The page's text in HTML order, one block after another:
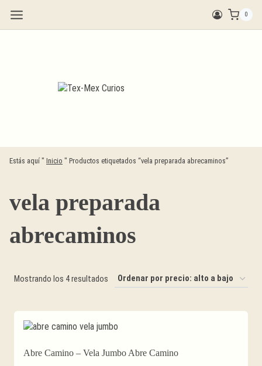
contenido
0
Estás aquí " Inicio " Productos etiquetados “vela preparada abrecaminos”
vela preparada
abrecaminos
Mostrando los 4 resultados Ordenado
precio:
alto
Abre Camino – Vela Jumbo Abre Camino